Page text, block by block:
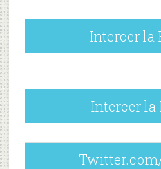
Intercer la
Intercer la